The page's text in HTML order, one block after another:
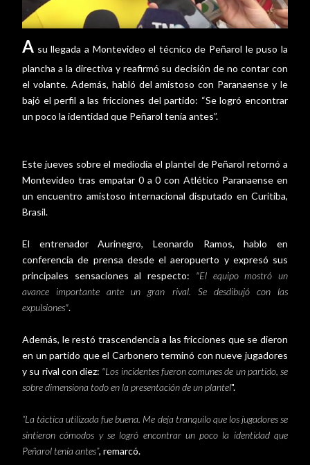
A su llegada a Montevideo el técnico de Peñarol le puso la
plancha a la directiva y reafirmó su decisión de no contar con
el volante. Además, habló del amistoso con Paranaense y le
bajó el perfil a las fricciones del partido: “Se logró encontrar
un poco la identidad que Peñarol tenía antes”.
Este jueves sobre el mediodía el plantel de Peñarol retornó a
Montevideo tras empatar 0 a 0 con Atlético Paranaense en
un encuentro amistoso internacional disputado en Curitiba,
Brasil.
El entrenador Aurinegro, Leonardo Ramos, hablo en
conferencia de prensa desde el aeropuerto y expresó sus
principales sensaciones al respecto: "El equipo mostró un
avance importante ante un gran rival. Se desdibujó con las
expulsiones".
Además, le restó trascendencia a las fricciones que se dieron
en un partido que el Carbonero terminó con nueve jugadores
y su rival con diez: "Los incidentes fueron comunes de un partido, se
sobre dimensiona todo en la presentación de un plantel".
“La táctica utilizada fue buena. Me deja tranquilo que los jugadores se
sintieron cómodos y se logró encontrar un poco la identidad que
Peñarol tenía antes”, remarcó.